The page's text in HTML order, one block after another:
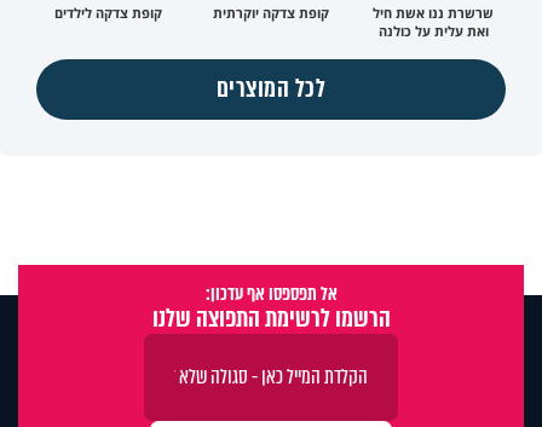
שרשרת ננו אשת חיל
ואת עלית על כולנה
קופת צדקה יוקרתית קופת צדקה לילדים
לכל המוצרים
אל תפספסו אף עדכון:
הרשמו לרשימת התפוצה שלנו